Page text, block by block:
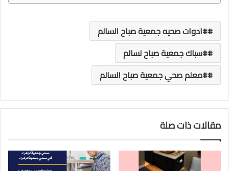
#ادوات صحيه جمعية صباح السالم
#سباك جمعية صباح لسالم
#معلم صحي جمعية صباح السالم
مقالات ذات صلة